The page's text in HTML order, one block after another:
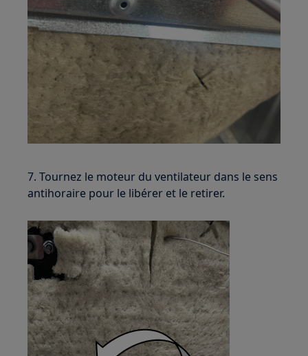
7. Tournez le moteur du ventilateur dans le sens
antihoraire pour le libérer et le retirer.